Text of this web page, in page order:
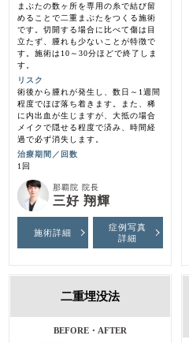
まぶたの数ヶ所を専用の糸で結び留
めることで二重まぶたをつくる施術
です。切開する場合に比べて傷は目
立たず、腫れも少ないことが特徴で
す。施術は10～30分ほどで終了しま
す。
リスク
術後から腫れが発生し、数日～1週間
程度でほぼ落ち着きます。また、稀
に内出血が生じますが、大抵の場合
メイクで隠せる程度で済み、時間経
過で必ず消失します。
治療期間／回数
1回
那覇院 院長
三好 翔輝
施術詳細
症例写真
詳細
二重埋没法